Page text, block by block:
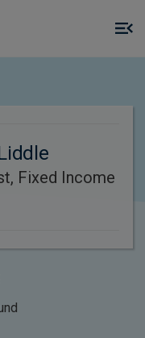
Fixed Income